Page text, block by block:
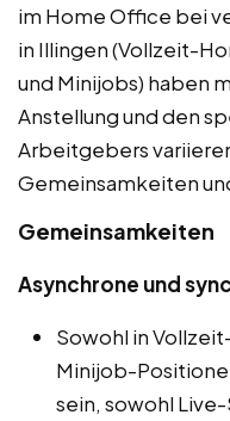
im Home Office bei
in Illingen (Vollzeit-
und Minijobs) haben
Anstellung und den
Arbeitgebers
Gemeinsamkeiten
Gemeinsamkeiten
Asynchrone und
Sowohl in
Minijob-
sein, sowohl